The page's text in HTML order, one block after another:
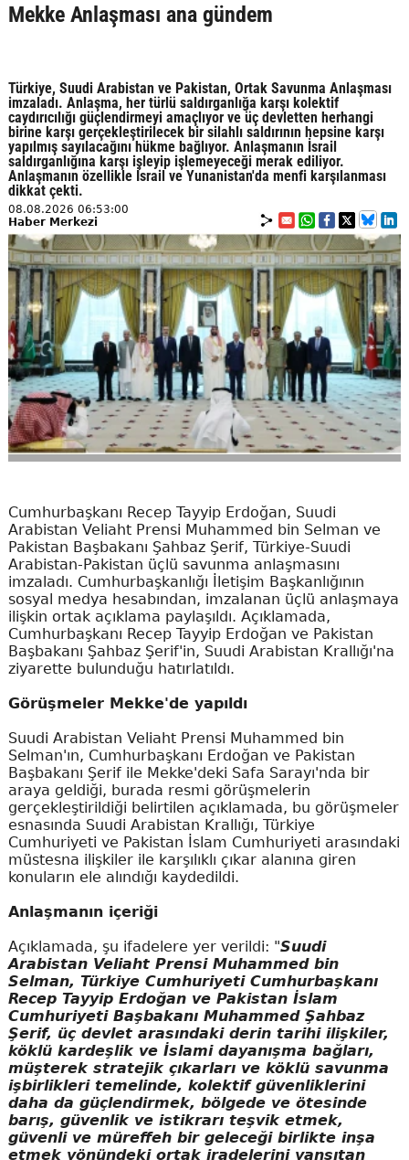
Mekke Anlaşması ana gündem
Türkiye, Suudi Arabistan ve Pakistan, Ortak Savunma Anlaşması
imzaladı. Anlaşma, her türlü saldırganlığa karşı kolektif
caydırıcılığı güçlendirmeyi amaçlıyor ve üç devletten herhangi
birine karşı gerçekleştirilecek bir silahlı saldırının hepsine karşı
yapılmış sayılacağını hükme bağlıyor. Anlaşmanın İsrail
saldırganlığına karşı işleyip işlemeyeceği merak ediliyor.
Anlaşmanın özellikle İsrail ve Yunanistan'da menfi karşılanması
dikkat çekti.
08.08.2026 06:53:00
Haber Merkezi
Cumhurbaşkanı Recep Tayyip Erdoğan, Suudi
Arabistan Veliaht Prensi Muhammed bin Selman ve
Pakistan Başbakanı Şahbaz Şerif, Türkiye-Suudi
Arabistan-Pakistan üçlü savunma anlaşmasını
imzaladı. Cumhurbaşkanlığı İletişim Başkanlığının
sosyal medya hesabından, imzalanan üçlü anlaşmaya
ilişkin ortak açıklama paylaşıldı. Açıklamada,
Cumhurbaşkanı Recep Tayyip Erdoğan ve Pakistan
Başbakanı Şahbaz Şerif'in, Suudi Arabistan Krallığı'na
ziyarette bulunduğu hatırlatıldı.
Görüşmeler Mekke'de yapıldı
Suudi Arabistan Veliaht Prensi Muhammed bin
Selman'ın, Cumhurbaşkanı Erdoğan ve Pakistan
Başbakanı Şerif ile Mekke'deki Safa Sarayı'nda bir
araya geldiği, burada resmi görüşmelerin
gerçekleştirildiği belirtilen açıklamada, bu görüşmeler
esnasında Suudi Arabistan Krallığı, Türkiye
Cumhuriyeti ve Pakistan İslam Cumhuriyeti arasındaki
müstesna ilişkiler ile karşılıklı çıkar alanına giren
konuların ele alındığı kaydedildi.
Anlaşmanın içeriği
Açıklamada, şu ifadelere yer verildi: "Suudi
Arabistan Veliaht Prensi Muhammed bin
Selman, Türkiye Cumhuriyeti Cumhurbaşkanı
Recep Tayyip Erdoğan ve Pakistan İslam
Cumhuriyeti Başbakanı Muhammed Şahbaz
Şerif, üç devlet arasındaki derin tarihi ilişkiler,
köklü kardeşlik ve İslami dayanışma bağları,
müşterek stratejik çıkarları ve köklü savunma
işbirlikleri temelinde, kolektif güvenliklerini
daha da güçlendirmek, bölgede ve ötesinde
barış, güvenlik ve istikrarı teşvik etmek,
güvenli ve müreffeh bir geleceği birlikte inşa
etmek yönündeki ortak iradelerini yansıtan